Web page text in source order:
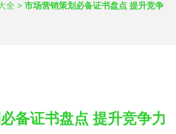
全 > 市场营销策划必备证书盘点 提升竞争
备证书盘点 提升竞争力